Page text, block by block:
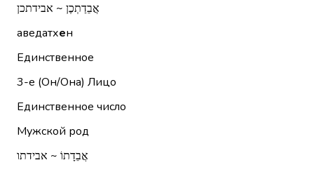
אֲבֵדַתְכֶן ~ אבידתכן
аведатхен
Единственное
3-е (Он/Она) Лицо
Единственное число
Мужской род
אֲבֵדָתוֹ ~ אבידתו